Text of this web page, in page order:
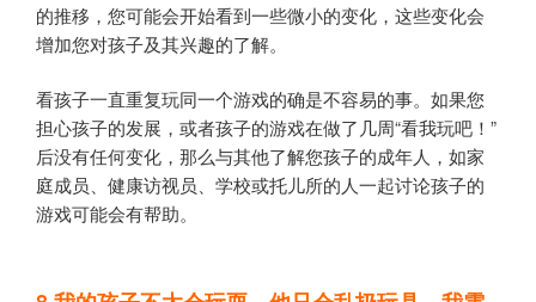
的推移，您可能会开始看到一些微小的变化，这些变化会
增加您对孩子及其兴趣的了解。
看孩子一直重复玩同一个游戏的确是不容易的事。如果您
担心孩子的发展，或者孩子的游戏在做了几周“看我玩吧！”
后没有任何变化，那么与其他了解您孩子的成年人，如家
庭成员、健康访视员、学校或托儿所的人一起讨论孩子的
游戏可能会有帮助。